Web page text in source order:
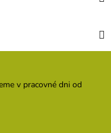
v pracovné dni od